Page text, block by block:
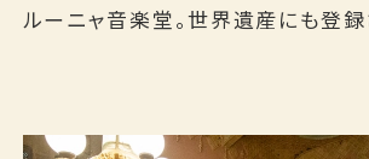
ルーニャ音楽堂。世界遺産にも登録